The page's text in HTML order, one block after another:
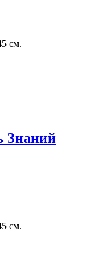
см.
Знаний
см.